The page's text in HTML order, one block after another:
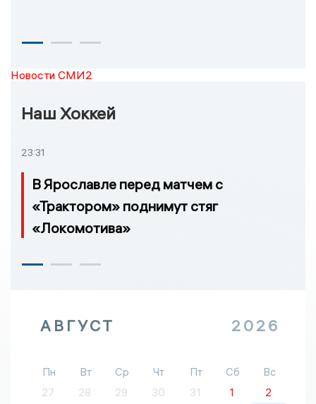
Новости СМИ2
Наш Хоккей
23:31
В Ярославле перед матчем с
«Трактором» поднимут стяг
«Локомотива»
АВГУСТ 2026
Пн Вт Ср Чт Пт Сб
Вс
27
28 29 30 31 1
2